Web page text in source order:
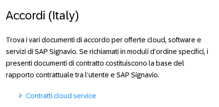
Accordi (Italy)
Trova i vari documenti di accordo per offerte cloud, software e
servizi di SAP Signavio. Se richiamati in moduli d’ordine specifici, i
presenti documenti di contratto costituiscono la base del
rapporto contrattuale tra l’utente e SAP Signavio.
Contratti cloud service